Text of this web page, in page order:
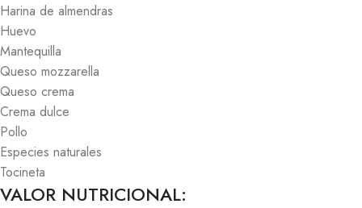
Harina de almendras
Huevo
Mantequilla
Queso mozzarella
Queso crema
Crema dulce
Pollo
Especies naturales
Tocineta
VALOR NUTRICIONAL: